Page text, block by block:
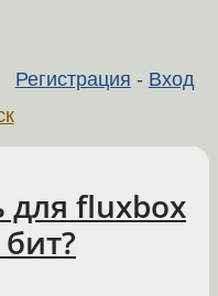
Регистрация - Вход
для fluxbox